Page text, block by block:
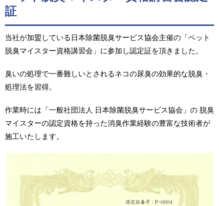
証
当社が加盟している日本除菌脱臭サービス協会主催の「ペット
脱臭マイスター資格講習会」に参加し認定証を頂きました。
臭いの処理で一番難しいとされるネコの尿臭の効果的な脱臭・
処理法を習得。
作業時には「一般社団法人 日本除菌脱臭サービス協会」の 脱臭
マイスターの認定資格を持った消臭作業経験の豊富な技術者が
施工いたします。